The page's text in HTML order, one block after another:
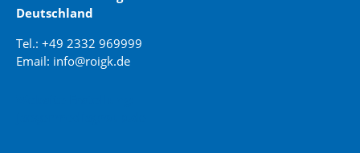
Deutschland
Tel.: +49 2332 969999
Email: info@roigk.de